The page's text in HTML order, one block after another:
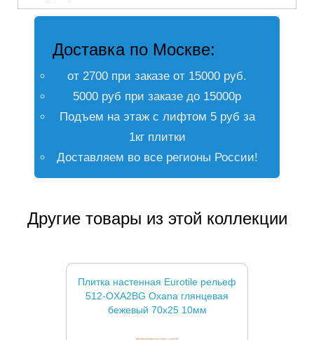
Доставка по Москве:
от 2700 при заказе от 15000 руб.
5000 руб при заказе до 15000р
Подъем на этаж с лифтом 5 руб за
1кг плитки
Доставляем во все регионы России!
Другие товары из этой коллекции
Плитка настенная Eurotile рельеф
512-OXA2BG Oxana глянцевая
бежевый 70x25 10мм